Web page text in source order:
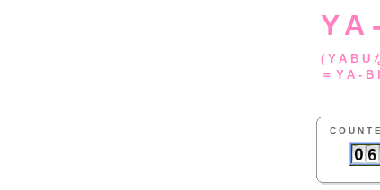
＝YA-